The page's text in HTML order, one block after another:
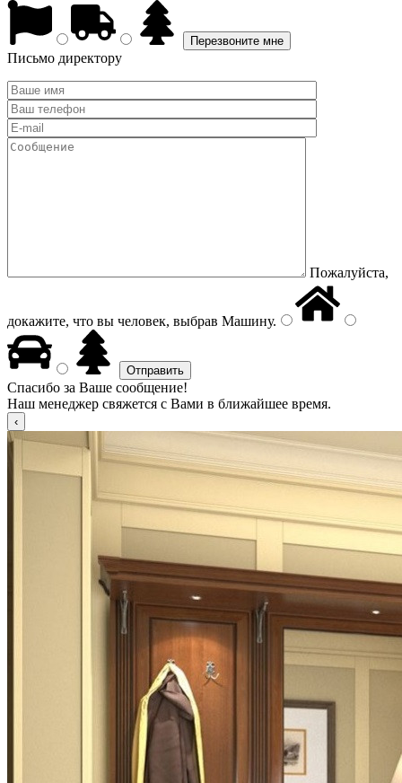
Письмо директору
Пожалуйста,
докажите, что вы человек, выбрав Машину.
Спасибо за Ваше сообщение!
Наш менеджер свяжется с Вами в ближайшее время.